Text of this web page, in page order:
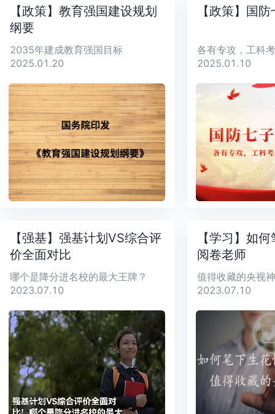
【政策】教育强国建设规划
纲要
2035年建成教育强国目标
2025.01.20
【政策】国
2025.01.10
【强基】强基计划VS综合评
价全面对比
哪个是降分进名校的最大王牌？
2023.07.10
【学习】如
阅卷老师
值得收藏的央视
2023.07.10